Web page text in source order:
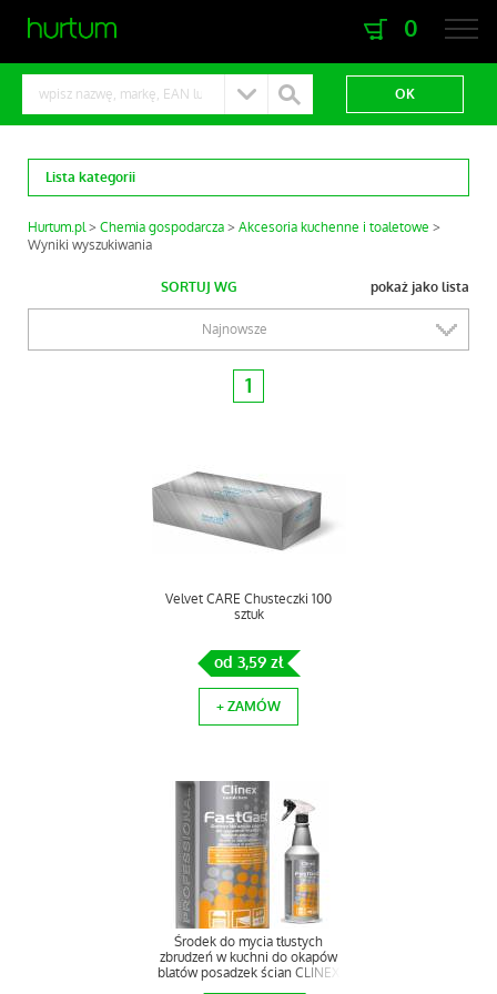
0
Lista kategorii
Hurtum.pl Chemia gospodarcza
Akcesoria kuchenne i toaletowe
Wyniki wyszukiwania
pokaż jako lista
SORTUJ WG
Najnowsze
1
Velvet CARE Chusteczki 100
sztuk
od 3,59 zł
+ ZAMÓW
Środek do mycia tłustych
zbrudzeń w kuchni do okapów
blatów posadzek ścian CLINEX